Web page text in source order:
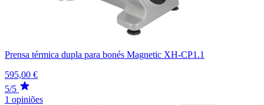
Prensa térmica dupla para bonés Magnetic XH-CP1.1
595,00 €
5/5
1 opiniões